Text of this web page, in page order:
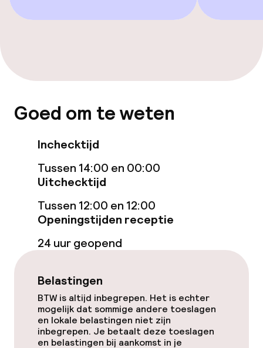
Goed om te weten
Inchecktijd
Tussen 14:00 en 00:00
Uitchecktijd
Tussen 12:00 en 12:00
Openingstijden receptie
24 uur geopend
Belastingen
BTW is altijd inbegrepen. Het is echter
mogelijk dat sommige andere toeslagen
en lokale belastingen niet zijn
inbegrepen. Je betaalt deze toeslagen
en belastingen bij aankomst in je